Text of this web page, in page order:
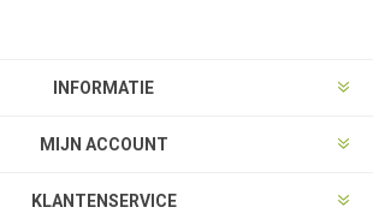
INFORMATIE
MIJN ACCOUNT
KLANTENSERVICE